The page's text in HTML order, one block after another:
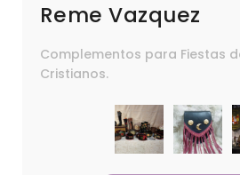
Reme Vazquez
Complementos para Fiestas
Cristianos.